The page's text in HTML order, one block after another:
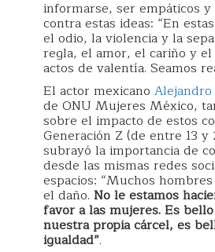
informarse, ser empáticos y
contra estas ideas: “En
el odio, la violencia y la
regla, el amor, el cariño y
actos de valentía. Seamos
El actor mexicano
de ONU Mujeres México,
sobre el impacto de estos
Generación Z (de entre 13 y
subrayó la importancia de
desde las mismas redes
espacios: “Muchos
el daño. No le estamos
favor a las mujeres. Es
nuestra propia cárcel, es
igualdad”.